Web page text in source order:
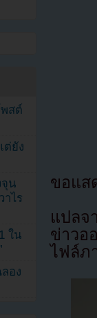
ขอแส
แปลจ
ข่าว
ไฟล์ภ
สต์
ต่ยัง
จุน
ไร
ใน
อง